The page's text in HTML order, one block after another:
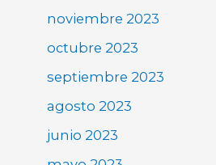
noviembre 2023
octubre 2023
septiembre 2023
agosto 2023
junio 2023